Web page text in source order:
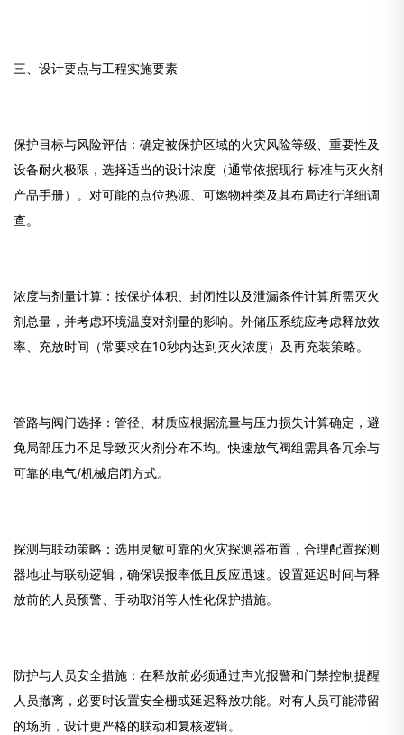
三、设计要点与工程实施要素
保护目标与风险评估：确定被保护区域的火灾风险等级、重要性及
设备耐火极限，选择适当的设计浓度（通常依据现行 标准与灭火剂
产品手册）。对可能的点位热源、可燃物种类及其布局进行详细调
查。
浓度与剂量计算：按保护体积、封闭性以及泄漏条件计算所需灭火
剂总量，并考虑环境温度对剂量的影响。外储压系统应考虑释放效
率、充放时间（常要求在10秒内达到灭火浓度）及再充装策略。
管路与阀门选择：管径、材质应根据流量与压力损失计算确定，避
免局部压力不足导致灭火剂分布不均。快速放气阀组需具备冗余与
可靠的电气/机械启闭方式。
探测与联动策略：选用灵敏可靠的火灾探测器布置，合理配置探测
器地址与联动逻辑，确保误报率低且反应迅速。设置延迟时间与释
放前的人员预警、手动取消等人性化保护措施。
防护与人员安全措施：在释放前必须通过声光报警和门禁控制提醒
人员撤离，必要时设置安全栅或延迟释放功能。对有人员可能滞留
的场所，设计更严格的联动和复核逻辑。